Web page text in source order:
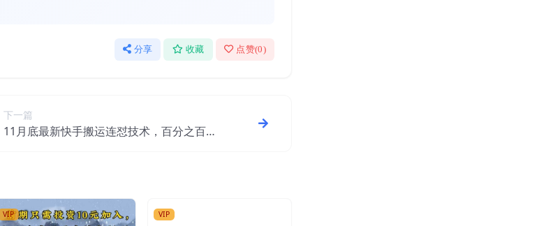
分享 收藏 点赞(0)
下一篇
11月底最新快手搬运连怼技术，百分之百同
VIP VIP